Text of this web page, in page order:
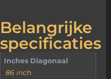
Belangrijke
specificaties
Inches Diagonaal
86 inch